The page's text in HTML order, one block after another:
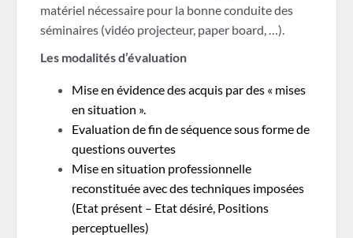
matériel nécessaire pour la bonne conduite des
séminaires (vidéo projecteur, paper board, …).
Les modalités d’évaluation
Mise en évidence des acquis par des « mises
en situation ».
Evaluation de fin de séquence sous forme de
questions ouvertes
Mise en situation professionnelle
reconstituée avec des techniques imposées
(Etat présent – Etat désiré, Positions
perceptuelles)